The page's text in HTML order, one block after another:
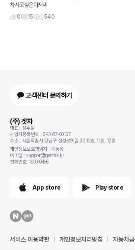
ㅠ 6gt를 알아보고 있습니다.전시장 방문해보니 20d는
군요. 십년정도 탈거
차사고싶은아저씨
0
15 1,540
고객센터 문의하기
(주) 겟차
대표 : 정유철
사업자등록번호 : 243-87-00137
주소 : 서울특별시 강남구 삼성로91길 32 10층, 11층, 12층
개인정보보호책임자 : 이동용
이메일 : support@getcha.kr
전화번호: 1800-0456
App store Play store
서비스 이용약관 개인정보처리방침 자동차